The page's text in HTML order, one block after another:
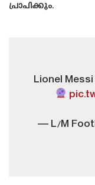
പ്രാപിക്കും.
Lionel
— L/M